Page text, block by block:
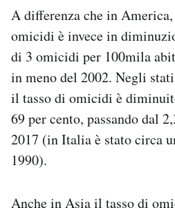
A differenza che in
omicidi è invece in
di 3 omicidi per 100mila
in meno del 2002. Negli
il tasso di omicidi è
69 per cento, passando dal
2017 (in Italia è stato circa
1990).
Anche in Asia il tasso di